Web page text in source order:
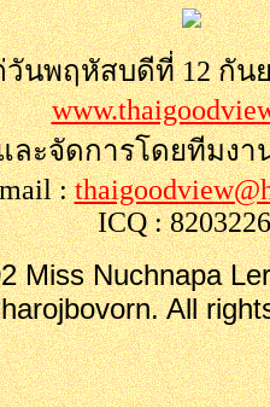
นพฤหัสบดีที่ 12 กัน
ละจัดการโดยทีมง
:
ICQ :
Miss Nuchnapa
All